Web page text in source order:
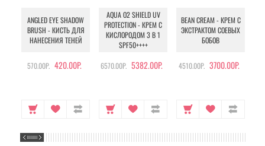
ANGLED EYE SHADOW
BRUSH - КИСТЬ ДЛЯ
НАНЕСЕНИЯ ТЕНЕЙ
570.00Р. 420.00Р.
AQUA O2 SHIELD UV
PROTECTION - КРЕМ С
КИСЛОРОДОМ 3 В 1
SPF50++++
6570.00Р. 5382.00Р.
BEAN CREAM - КРЕМ С
ЭКСТРАКТОМ СОЕВЫХ
БОБОВ
4510.00Р. 3700.00Р.